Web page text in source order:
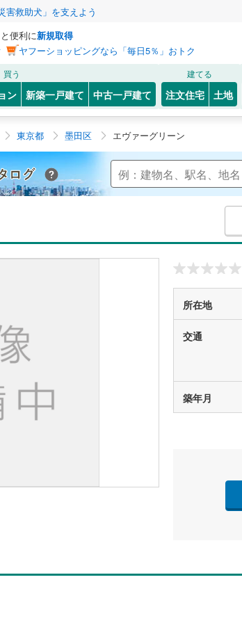
害救助犬」を支えよう
便利に新規取得
ヤフーショッピングなら「毎日5％」おトク
買う
ン 新築一戸建て 中古一戸建て
建てる
注文住宅 土地
東京都 墨田区 エヴァーグリーン
Yahoo!不動産 マンションカタログ
所在地
交通
築年月